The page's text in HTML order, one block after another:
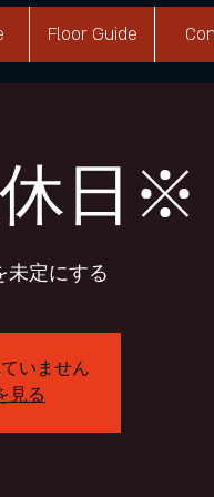
Floor Guide
日※
未定にする
いません
見る